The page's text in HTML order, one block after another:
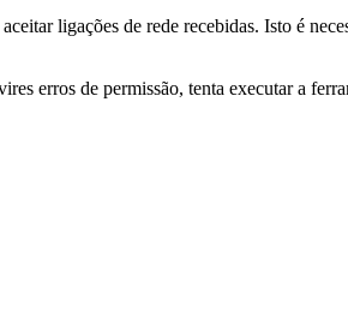
ligações de rede recebidas. Isto é
erros de permissão, tenta executar a